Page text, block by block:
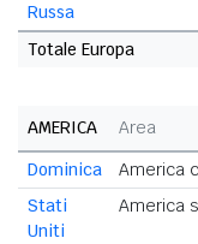
Russa
Totale Europa
AMERICA Area
Dominica
America
Stati
Uniti
America